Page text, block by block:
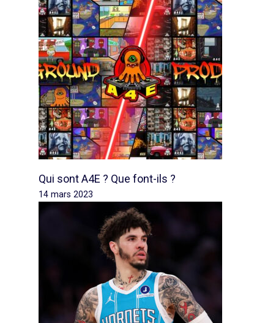
Qui sont A4E ? Que font-ils ?
14 mars 2023